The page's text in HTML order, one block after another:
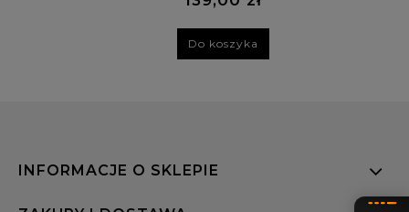
Do koszyka
INFORMACJE O SKLEPIE